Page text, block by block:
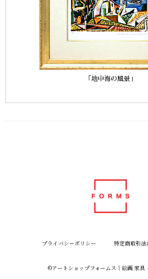
プライバシーポリシー 特定商取引
©︎アートショップフォームス｜絵画 家具